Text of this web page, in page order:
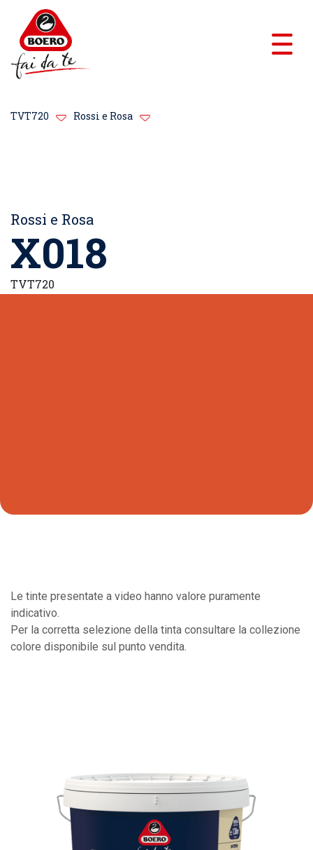
TVT720 Rossi e Rosa
Rossi e Rosa
X018
TVT720
Le tinte presentate a video hanno valore puramente
indicativo.
Per la corretta selezione della tinta consultare la collezione
colore disponibile sul punto vendita.